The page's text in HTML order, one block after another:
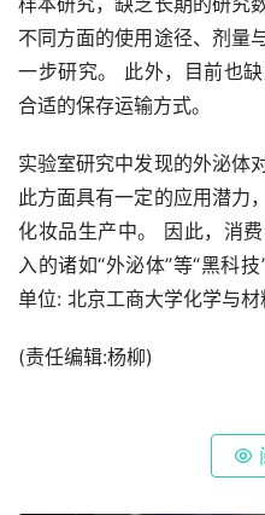
不同方面的使用途径、剂量
一步研究。 此外，目前也
合适的保存运输方式。
实验室研究中发现的外泌体
此方面具有一定的应用潜力
化妆品生产中。 因此，消
入的诸如“外泌体”等“黑科
单位: 北京工商大学化学与
(责任编辑:杨柳)